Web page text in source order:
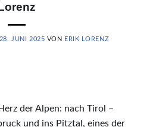
28. JUNI 2025 VON ERIK LORENZ
der Alpen: nach Tirol –
und ins Pitztal, eines der